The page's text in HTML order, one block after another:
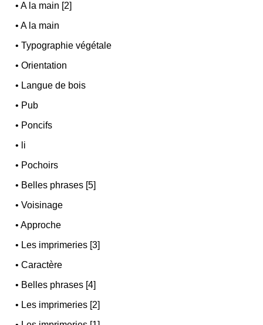
•A la main [2]
•A la main
•Typographie végétale
•Orientation
• Langue de bois
• Pub
• Poncifs
• li
• Pochoirs
• Belles phrases [5]
•Voisinage
•Approche
• Les imprimeries [3]
•Caractère
• Belles phrases [4]
• Les imprimeries [2]